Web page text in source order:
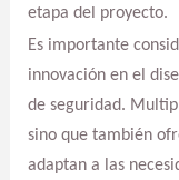
etapa del proyecto.
Es importante
innovación en el
de seguridad.
sino que también
adaptan a las